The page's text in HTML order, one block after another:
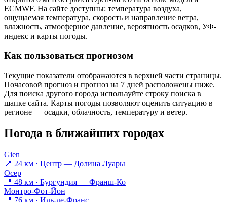
ECMWF. На сайте доступны: температура воздуха,
ощущаемая температура, скорость и направление ветра,
влажность, атмосферное давление, вероятность осадков, УФ-
индекс и карты погоды.
Как пользоваться прогнозом
Текущие показатели отображаются в верхней части страницы.
Почасовой прогноз и прогноз на 7 дней расположены ниже.
Для поиска другого города используйте строку поиска в
шапке сайта. Карты погоды позволяют оценить ситуацию в
регионе — осадки, облачность, температуру и ветер.
Погода в ближайших городах
Gien
📍 24 км · Центр — Долина Луары
Осер
📍 48 км · Бургундия — Франш-Ко
Монтро-Фот-Йон